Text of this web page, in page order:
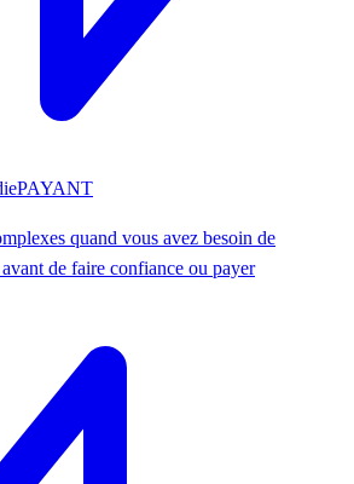
PAYANT
quand vous avez besoin de
de faire confiance ou payer